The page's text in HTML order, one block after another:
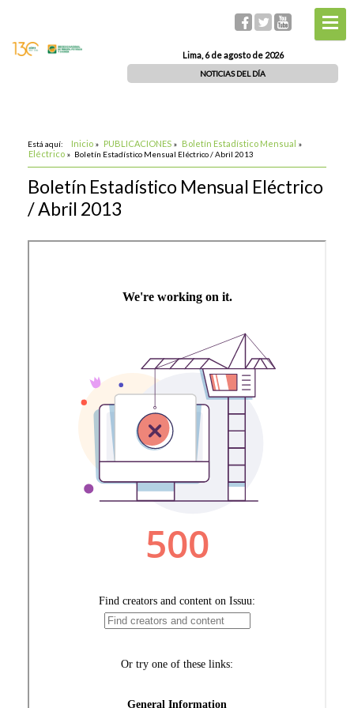
Lima, 6 de agosto de 2026
NOTICIAS DEL DÍA
Está aquí: Inicio » PUBLICACIONES » Boletín Estadístico Mensual »
Eléctrico » Boletín Estadístico Mensual Eléctrico / Abril 2013
Boletín Estadístico Mensual Eléctrico
/ Abril 2013